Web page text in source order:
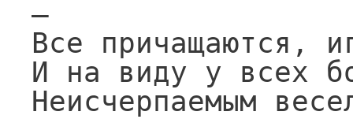
—
Все причащаются,
И на виду у всех
Неисчерпаемым